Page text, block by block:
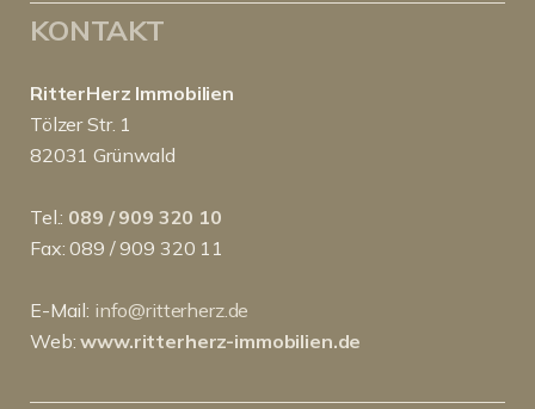
KONTAKT
RitterHerz Immobilien
Tölzer Str. 1
82031 Grünwald
Tel.: 089 / 909 320 10
Fax: 089 / 909 320 11
E-Mail: info@ritterherz.de
Web:www.ritterherz-immobilien.de